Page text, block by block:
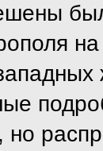
на
но